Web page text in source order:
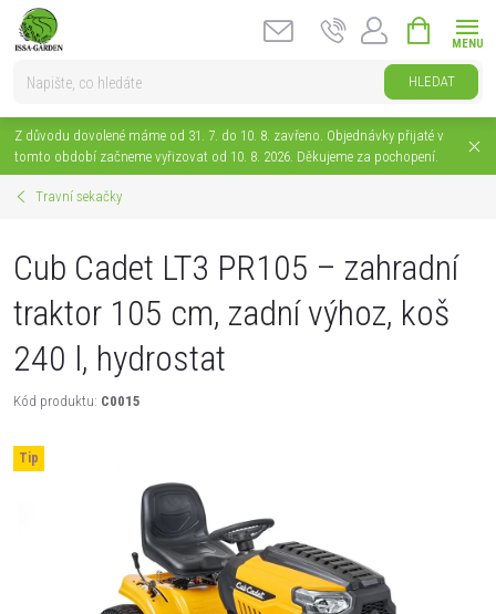
Přejít
HLEDAT
KOŠÍK
Z důvodu dovolené máme od 31. 7. do 10. 8. zavřeno. Objednávky přijaté v
tomto období začneme vyřizovat od 10. 8. 2026. Děkujeme za pochopení.
Travní sekačky
Cub Cadet LT3 PR105 – zahradní
traktor 105 cm, zadní výhoz, koš
240 l, hydrostat
Kód produktu: C0015
Tip